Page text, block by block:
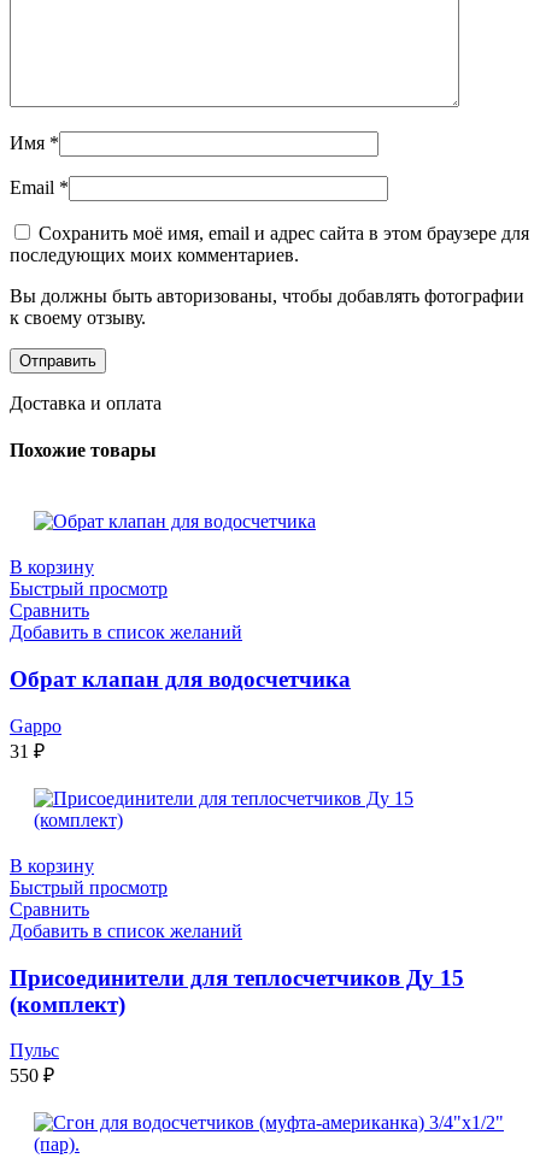
Имя *
Email *
Сохранить моё имя, email и адрес сайта в этом браузере для
последующих моих комментариев.
Вы должны быть авторизованы, чтобы добавлять фотографии
к своему отзыву.
Доставка и оплата
Похожие товары
В корзину
Быстрый просмотр
Сравнить
Добавить в список желаний
Обрат клапан для водосчетчика
Gappo
31 ₽
В корзину
Быстрый просмотр
Сравнить
Добавить в список желаний
Присоединители для теплосчетчиков Ду 15
(комплект)
Пульс
550 ₽